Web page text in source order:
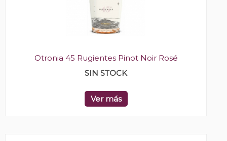
Otronia 45 Rugientes Pinot Noir Rosé
SIN STOCK
Ver más